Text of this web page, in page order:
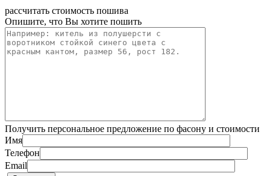
рассчитать стоимость пошива
Опишите, что Вы хотите пошить
Получить персональное предложение по фасону и стоимости
Имя
Телефон
Email